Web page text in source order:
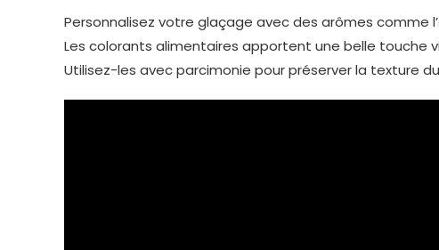
Personnalisez votre glaçage avec des arômes comme
Les colorants alimentaires apportent une belle touche
Utilisez-les avec parcimonie pour préserver la texture